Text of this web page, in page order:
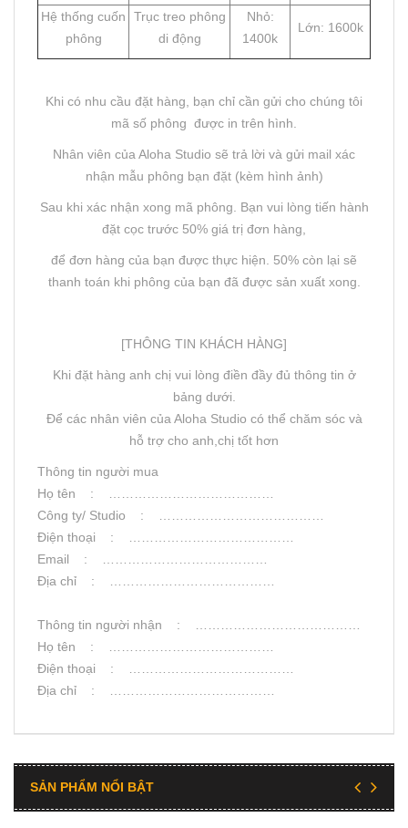
Hệ thống cuốn
phông
Trục treo phông
di động
Nhỏ:
1400k
Lớn: 1600k
Khi có nhu cầu đặt hàng, bạn chỉ cần gửi cho chúng tôi
mã số phông được in trên hình.
Nhân viên của Aloha Studio sẽ trả lời và gửi mail xác
nhận mẫu phông bạn đặt (kèm hình ảnh)
Sau khi xác nhận xong mã phông. Bạn vui lòng tiến hành
đặt cọc trước 50% giá trị đơn hàng,
để đơn hàng của bạn được thực hiện. 50% còn lại sẽ
thanh toán khi phông của bạn đã được sản xuất xong.
[THÔNG TIN KHÁCH HÀNG]
Khi đặt hàng anh chị vui lòng điền đầy đủ thông tin ở
bảng dưới.
Để các nhân viên của Aloha Studio có thể chăm sóc và
hỗ trợ cho anh,chị tốt hơn
Thông tin người mua
Họ tên : …………………………………
Công ty/ Studio : …………………………………
Điện thoại : …………………………………
Email : …………………………………
Địa chỉ : …………………………………
Thông tin người nhận : …………………………………
Họ tên : …………………………………
Điện thoại : …………………………………
Địa chỉ : …………………………………
SẢN PHẨM NỔI BẬT